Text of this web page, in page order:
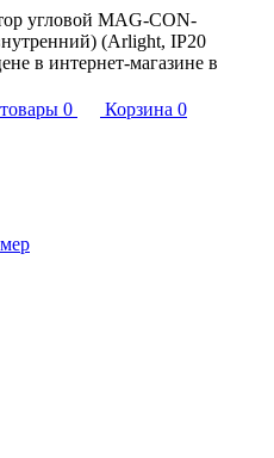
угловой MAG-CON-
(Arlight, IP20
в интернет-магазине в
0 Корзина 0